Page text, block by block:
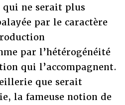
ne serait plus
par le caractère
par l’hétérogénéité
qui l’accompagnent.
que serait
la fameuse notion de